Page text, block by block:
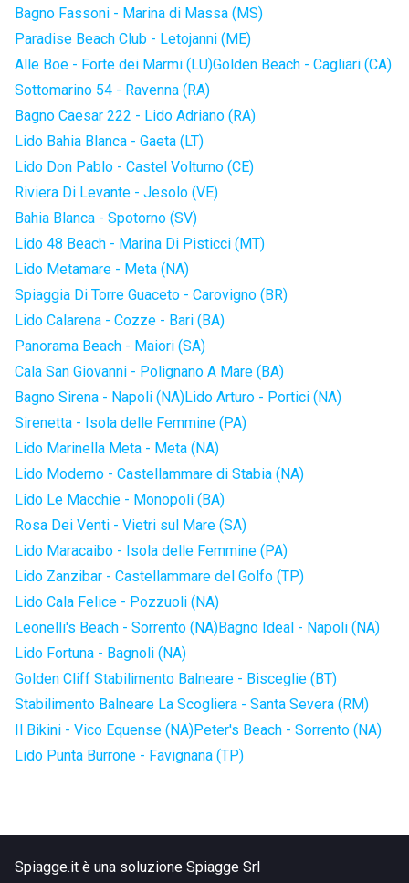
Bagno Fassoni - Marina di Massa (MS)
Paradise Beach Club - Letojanni (ME)
Alle Boe - Forte dei Marmi (LU)Golden Beach - Cagliari (CA)
Sottomarino 54 - Ravenna (RA)
Bagno Caesar 222 - Lido Adriano (RA)
Lido Bahia Blanca - Gaeta (LT)
Lido Don Pablo - Castel Volturno (CE)
Riviera Di Levante - Jesolo (VE)
Bahia Blanca - Spotorno (SV)
Lido 48 Beach - Marina Di Pisticci (MT)
Lido Metamare - Meta (NA)
Spiaggia Di Torre Guaceto - Carovigno (BR)
Lido Calarena - Cozze - Bari (BA)
Panorama Beach - Maiori (SA)
Cala San Giovanni - Polignano A Mare (BA)
Bagno Sirena - Napoli (NA)Lido Arturo - Portici (NA)
Sirenetta - Isola delle Femmine (PA)
Lido Marinella Meta - Meta (NA)
Lido Moderno - Castellammare di Stabia (NA)
Lido Le Macchie - Monopoli (BA)
Rosa Dei Venti - Vietri sul Mare (SA)
Lido Maracaibo - Isola delle Femmine (PA)
Lido Zanzibar - Castellammare del Golfo (TP)
Lido Cala Felice - Pozzuoli (NA)
Leonelli's Beach - Sorrento (NA)Bagno Ideal - Napoli (NA)
Lido Fortuna - Bagnoli (NA)
Golden Cliff Stabilimento Balneare - Bisceglie (BT)
Stabilimento Balneare La Scogliera - Santa Severa (RM)
Il Bikini - Vico Equense (NA)Peter's Beach - Sorrento (NA)
Lido Punta Burrone - Favignana (TP)
Spiagge.it è una soluzione Spiagge Srl